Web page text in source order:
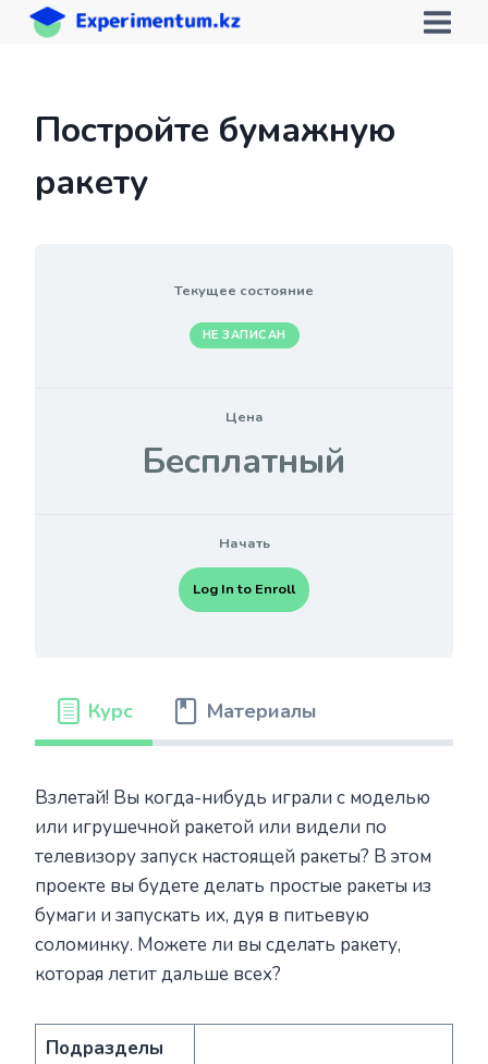
Перейти
Постройте бумажную
ракету
Текущее состояние
НЕ ЗАПИСАН
Цена
Бесплатный
Начать
Log In to Enroll
Курс Материалы
Взлетай! Вы когда-нибудь играли с моделью
или игрушечной ракетой или видели по
телевизору запуск настоящей ракеты? В этом
проекте вы будете делать простые ракеты из
бумаги и запускать их, дуя в питьевую
соломинку. Можете ли вы сделать ракету,
которая летит дальше всех?
Подразделы